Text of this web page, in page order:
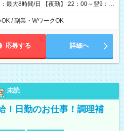
最大8時間/日 【夜勤】 22：00～翌9：
時から翌9時 など ※上記の時間
週同じ曜日での勤務となります）
/ 副業・WワークOK
応募する 詳細へ
未読
！日勤のお仕事！調理補